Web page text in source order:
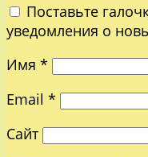
Поставьте
уведомления о
Имя *
Email *
Сайт